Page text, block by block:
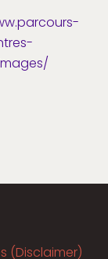
(Disclaimer)